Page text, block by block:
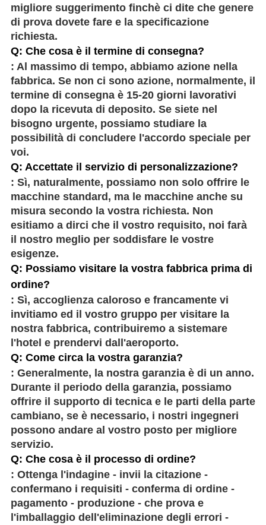
migliore suggerimento finchè ci dite che genere
di prova dovete fare e la specificazione
richiesta.
Q: Che cosa è il termine di consegna?
: Al massimo di tempo, abbiamo azione nella
fabbrica. Se non ci sono azione, normalmente, il
termine di consegna è 15-20 giorni lavorativi
dopo la ricevuta di deposito. Se siete nel
bisogno urgente, possiamo studiare la
possibilità di concludere l'accordo speciale per
voi.
Q: Accettate il servizio di personalizzazione?
: Sì, naturalmente, possiamo non solo offrire le
macchine standard, ma le macchine anche su
misura secondo la vostra richiesta. Non
esitiamo a dirci che il vostro requisito, noi farà
il nostro meglio per soddisfare le vostre
esigenze.
Q: Possiamo visitare la vostra fabbrica prima di
ordine?
: Sì, accoglienza caloroso e francamente vi
invitiamo ed il vostro gruppo per visitare la
nostra fabbrica, contribuiremo a sistemare
l'hotel e prendervi dall'aeroporto.
Q: Come circa la vostra garanzia?
: Generalmente, la nostra garanzia è di un anno.
Durante il periodo della garanzia, possiamo
offrire il supporto di tecnica e le parti della parte
cambiano, se è necessario, i nostri ingegneri
possono andare al vostro posto per migliore
servizio.
Q: Che cosa è il processo di ordine?
: Ottenga l'indagine - invii la citazione -
confermano i requisiti - conferma di ordine -
pagamento - produzione - che prova e
l'imballaggio dell'eliminazione degli errori -